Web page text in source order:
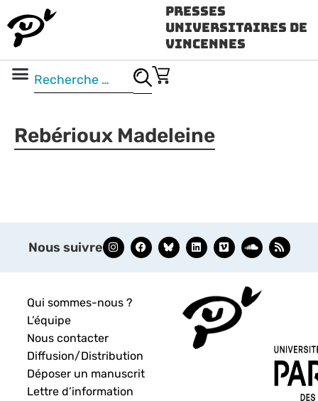
Presses
Universitaires de
Vincennes
Rebérioux Madeleine
Nous suivre
Qui sommes-nous ?
L’équipe
Nous contacter
Diffusion/Distribution
Déposer un manuscrit
Lettre d’information